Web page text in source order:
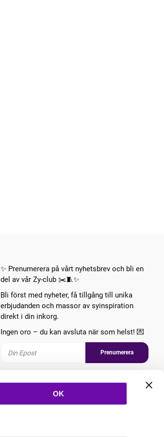
OK
✨ Prenumerera på vårt nyhetsbrev och bli en
del av vår Zy-club ✂️🧵✨
Bli först med nyheter, få tillgång till unika
erbjudanden och massor av syinspiration
direkt i din inkorg.
Ingen oro – du kan avsluta när som helst! 💌
Prenumerera